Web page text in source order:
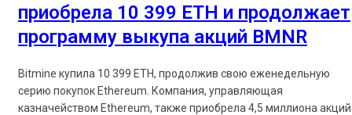
приобрела 10 399 ETH и продолжает
программу выкупа акций BMNR
Bitmine купила 10 399 ETH, продолжив свою еженедельную
серию покупок Ethereum. Компания, управляющая
казначейством Ethereum, также приобрела 4,5 миллиона акций